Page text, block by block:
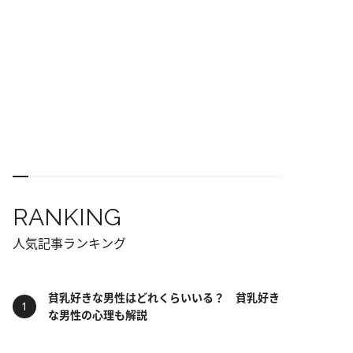
RANKING
人気記事ランキング
貧乳好きな男性はどれくらいいる？ 貧乳好き
な男性の心理も解説